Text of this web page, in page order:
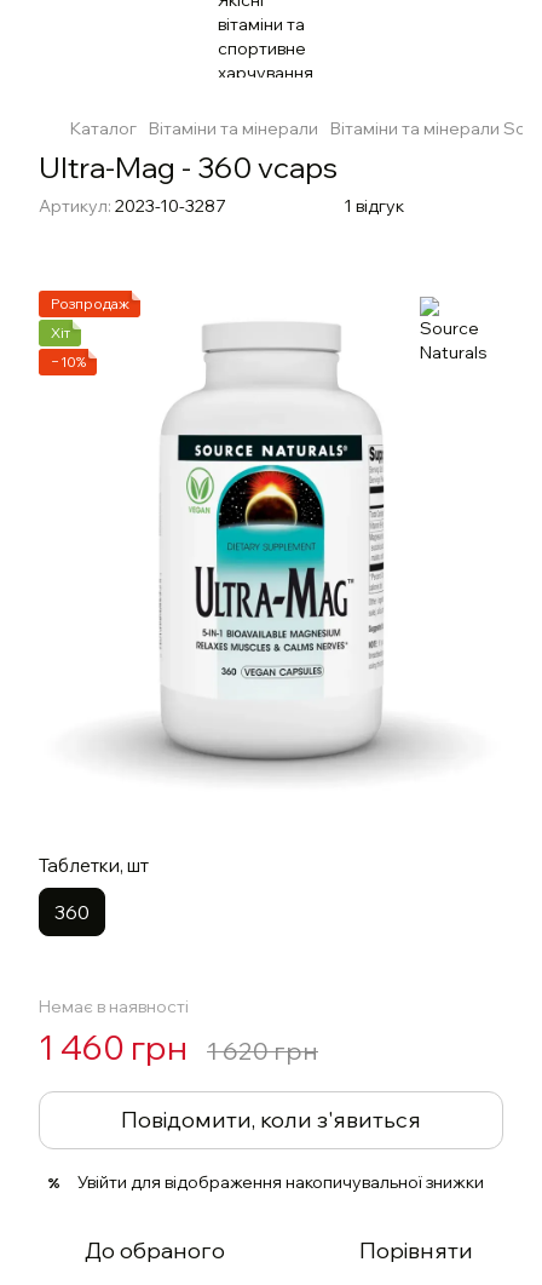
Каталог Вітаміни та мінерали Вітаміни та мінерали
Ultra-Mag - 360 vcaps
Артикул: 2023-10-3287 1 відгук
Розпродаж
Хіт
−10%
Таблетки, шт
360
Немає в наявності
1 460 грн 1 620 грн
Повідомити, коли з'явиться
% Увійти для відображення накопичувальної знижки
До обраного Порівняти